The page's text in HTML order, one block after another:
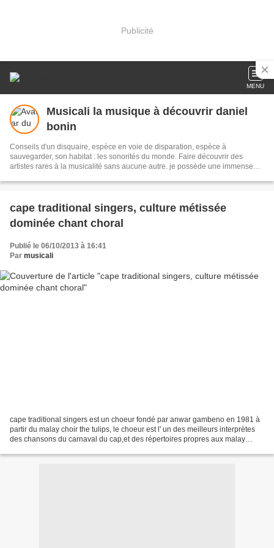
Publicité
MENU
Musicali la musique à découvrir daniel
bonin
Conseils d'un disquaire, espèce en voie de disparation, espèce à
sauvegarder, son habitat : les sonorités du monde. Faire découvrir des
artistes rares à la musicalité sans aucune autre. je possède une immense
musical vous intéressant. je compose aussi des poésies, avis aux amateurs
WebJardinière : Isa Langella
cape traditional singers, culture métissée
dominée chant choral
Publié le 06/10/2013 à 16:41
Par musicali
cape traditional singers est un choeur fondé par anwar gambeno en 1981 à
partir du malay choir the tulips, le choeur est l' un des meilleurs interprètes
des chansons du carnaval du cap,et des répertoires propres aux malay